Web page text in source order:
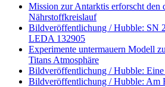
Mission zur Antarktis erforscht den
Nährstoffkreislauf
Bildveröffentlichung / Hubble: SN
LEDA 132905
Experimente untermauern Modell
Titans Atmosphäre
Bildveröffentlichung / Hubble:
Bildveröffentlichung / Hubble: Am